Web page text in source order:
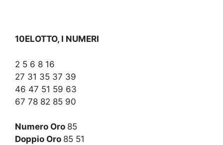
10ELOTTO, I NUMERI
2 5 6 8 16
27 31 35 37 39
46 47 51 59 63
67 78 82 85 90
Numero Oro 85
Doppio Oro 85 51